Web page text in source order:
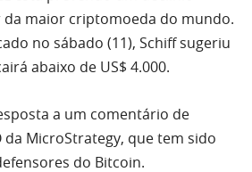
maior criptomoeda do mundo.
no sábado (11), Schiff sugeriu
abaixo de US$ 4.000.
a um comentário de
da MicroStrategy, que tem sido
do Bitcoin.